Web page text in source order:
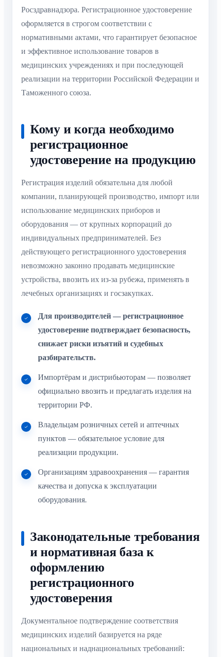
Росздравнадзора. Регистрационное удостоверение
оформляется в строгом соответствии с
нормативными актами, что гарантирует безопасное
и эффективное использование товаров в
медицинских учреждениях и при последующей
реализации на территории Российской Федерации и
Таможенного союза.
Кому и когда необходимо
регистрационное
удостоверение на продукцию
Регистрация изделий обязательна для любой
компании, планирующей производство, импорт или
использование медицинских приборов и
оборудования — от крупных корпораций до
индивидуальных предпринимателей. Без
действующего регистрационного удостоверения
невозможно законно продавать медицинские
устройства, ввозить их из-за рубежа, применять в
лечебных организациях и госзакупках.
Для производителей — регистрационное
удостоверение подтверждает безопасность,
снижает риски изъятий и судебных
разбирательств.
Импортёрам и дистрибьюторам — позволяет
официально ввозить и предлагать изделия на
территории РФ.
Владельцам розничных сетей и аптечных
пунктов — обязательное условие для
реализации продукции.
Организациям здравоохранения — гарантия
качества и допуска к эксплуатации
оборудования.
Законодательные требования
и нормативная база к
оформлению
регистрационного
удостоверения
Документальное подтверждение соответствия
медицинских изделий базируется на ряде
национальных и наднациональных требований: